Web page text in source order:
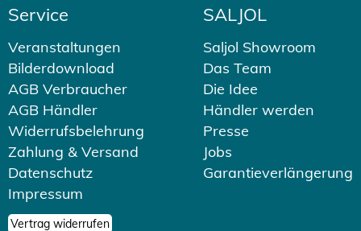
Service
Veranstaltungen
Bilderdownload
AGB Verbraucher
AGB Händler
Widerrufsbelehrung
Zahlung & Versand
Datenschutz
Impressum
Vertrag widerrufen
SALJOL
Saljol Showroom
Das Team
Die Idee
Händler werden
Presse
Jobs
Garantieverlängerung